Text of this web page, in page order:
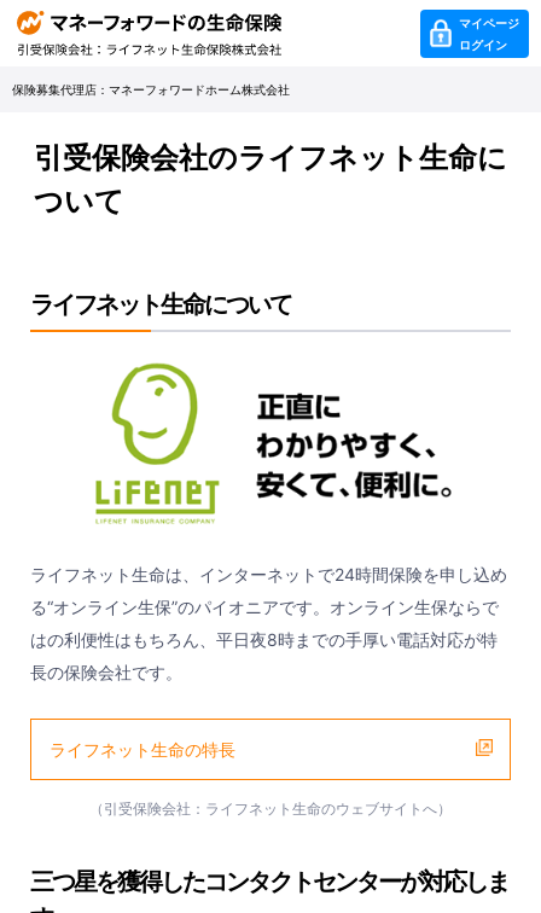
マイページ
ログイン
保険募集代理店：マネーフォワードホーム株式会社
引受保険会社のライフネット生命に
ついて
ライフネット生命について
ライフネット生命は、インターネットで24時間保険を申し込め
る“オンライン生保”のパイオニアです。オンライン生保ならで
はの利便性はもちろん、平日夜8時までの手厚い電話対応が特
長の保険会社です。
ライフネット生命の特長
（引受保険会社：ライフネット生命のウェブサイトへ）
三つ星を獲得したコンタクトセンターが対応しま